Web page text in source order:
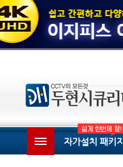
자가설치 패키지